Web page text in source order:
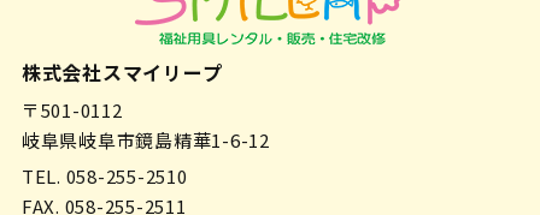
株式会社スマイリープ
〒501-0112
岐阜県岐阜市鏡島精華1-6-12
TEL. 058-255-2510
FAX. 058-255-2511